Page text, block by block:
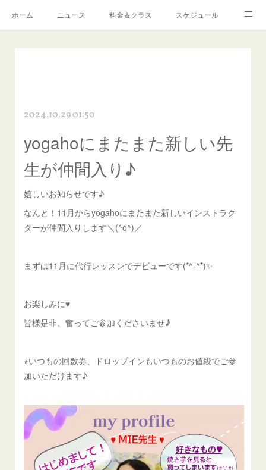
ホーム ニュース 料金＆クラス スケジュール
2024.10.29 01:50
yogahoにまたまた新しい先
生が仲間入り♪
嬉しいお知らせです♪
なんと！11月からyogahoにまたまた新しいインストラク
ターが仲間入りします＼(^o^)／
まずは11月に代行レッスンでデビューです(*^-^*)✨
お楽しみに♥
皆様是非、奮ってご参加くださいませ♪
※いつもの回数券、ドロップインもいつものお値段でご参
加いただけます♪